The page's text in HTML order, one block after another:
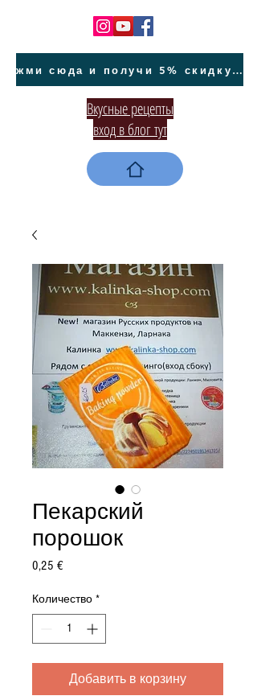
жми сюда и получи 5% скидку на покупку авто на Кипре и автообслуживание
Вкусные рецепты
вход в блог тут
Пекарский
порошок
0,25 €Цена
Количество *
Добавить в корзину